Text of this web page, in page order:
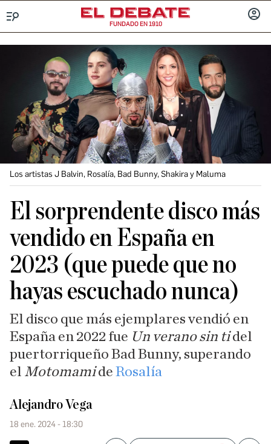
FUNDADO EN 1910
Los artistas J Balvin, Rosalía, Bad Bunny, Shakira y Maluma
El sorprendente disco más
vendido en España en
2023 (que puede que no
hayas escuchado nunca)
El disco que más ejemplares vendió en
España en 2022 fue Un verano sin tidel
puertorriqueño Bad Bunny, superando
el Motomamide Rosalía
Alejandro Vega
18 ene. 2024 - 18:30